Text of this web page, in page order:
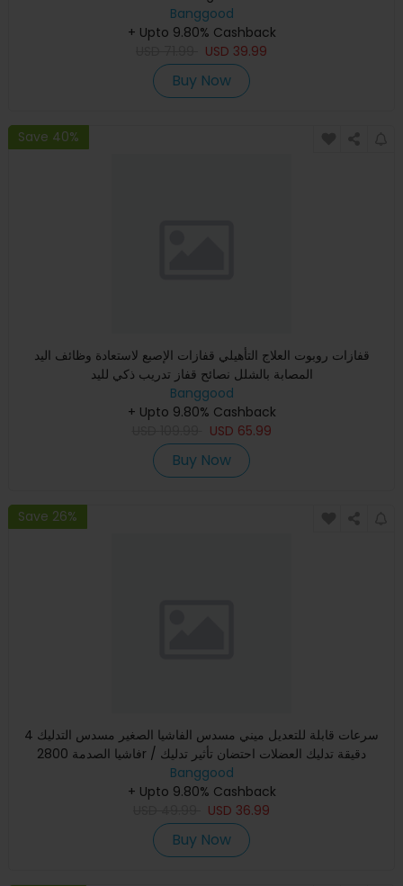
Banggood
+ Upto 9.80% Cashback
USD 39.99
Buy Now
Save 40%
قفازات روبوت العلاج التأهيلي قفازات الإصبع لاستعادة وظائف اليد
المصابة بالشلل نصائح قفاز تدريب ذكي لليد
Banggood
+ Upto 9.80% Cashback
USD 65.99
Buy Now
Save 26%
4 سرعات قابلة للتعديل ميني مسدس الفاشيا الصغير مسدس التدليك
فاشيا الصدمة 2800r / دقيقة تدليك العضلات احتضان تأثير تدليك
Banggood
+ Upto 9.80% Cashback
USD 36.99
Buy Now